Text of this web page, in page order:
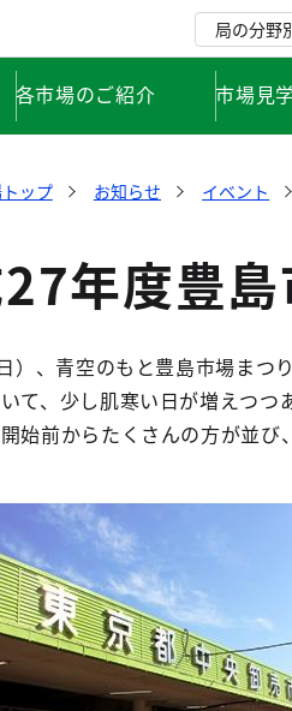
局の分野
各市場のご紹介 市場見学
ップ お知らせ イベント
年度豊
）、青空のもと豊島市場まつ
て、少し肌寒い日が増えつつ
始前からたくさんの方が並